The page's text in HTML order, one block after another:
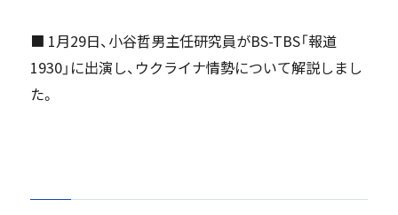
■ 1月29日、小谷哲男主任研究員がBS-TBS「報道
1930」に出演し、ウクライナ情勢について解説しまし
た。